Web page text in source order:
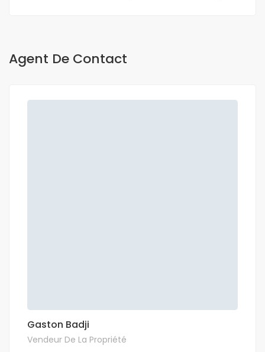
Agent De Contact
Gaston Badji
Vendeur De La Propriété